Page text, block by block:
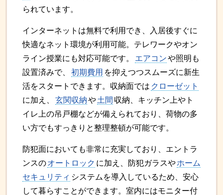
られています。
インターネットは無料で利用でき、入居後すぐに
快適なネット環境が利用可能。テレワークやオン
ライン授業にも対応可能です。
エアコンや照明も
設置済みで、
初期費用 を抑えつつスムーズに新生
活をスタートできます。収納面では クローゼット
に加え、
玄関収納や土間 収納、キッチン上やト
イレ上の吊戸棚などが備えられており、荷物の多
い方でもすっきりと整理整頓が可能です。
防犯面においても非常に充実しており、エントラ
ンスのオートロック に加え、防犯ガラスやホーム
セキュリティ システムを導入しているため、安心
して暮らすことができます。室内にはモニター付